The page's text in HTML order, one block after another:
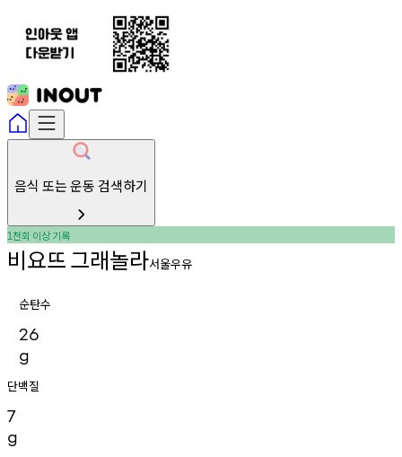
음식 또는 운동 검색하기
1천회 이상기록
비요뜨그래놀라서울우유
순탄수
26
g
단백질
7
g